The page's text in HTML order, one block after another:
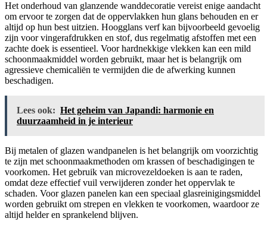
Het onderhoud van glanzende wanddecoratie vereist enige aandacht
om ervoor te zorgen dat de oppervlakken hun glans behouden en er
altijd op hun best uitzien. Hoogglans verf kan bijvoorbeeld gevoelig
zijn voor vingerafdrukken en stof, dus regelmatig afstoffen met een
zachte doek is essentieel. Voor hardnekkige vlekken kan een mild
schoonmaakmiddel worden gebruikt, maar het is belangrijk om
agressieve chemicaliën te vermijden die de afwerking kunnen
beschadigen.
Lees ook: Het geheim van Japandi: harmonie en
duurzaamheid in je interieur
Bij metalen of glazen wandpanelen is het belangrijk om voorzichtig
te zijn met schoonmaakmethoden om krassen of beschadigingen te
voorkomen. Het gebruik van microvezeldoeken is aan te raden,
omdat deze effectief vuil verwijderen zonder het oppervlak te
schaden. Voor glazen panelen kan een speciaal glasreinigingsmiddel
worden gebruikt om strepen en vlekken te voorkomen, waardoor ze
altijd helder en sprankelend blijven.